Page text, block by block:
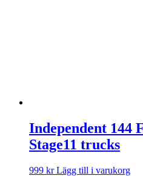
Independent 144
Stage11 trucks
999 kr Lägg till i varukorg